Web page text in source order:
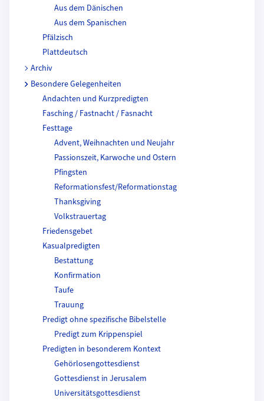
Aus dem Dänischen
Aus dem Spanischen
Pfälzisch
Plattdeutsch
Archiv
Besondere Gelegenheiten
Andachten und Kurzpredigten
Fasching / Fastnacht / Fasnacht
Festtage
Advent, Weihnachten und Neujahr
Passionszeit, Karwoche und Ostern
Pfingsten
Reformationsfest/Reformationstag
Thanksgiving
Volkstrauertag
Friedensgebet
Kasualpredigten
Bestattung
Konfirmation
Taufe
Trauung
Predigt ohne spezifische Bibelstelle
Predigt zum Krippenspiel
Predigten in besonderem Kontext
Gehörlosengottesdienst
Gottesdienst in Jerusalem
Universitätsgottesdienst